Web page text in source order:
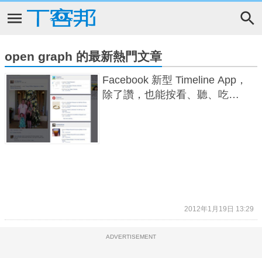
open graph 的最新熱門文章
Facebook 新型 Timeline App，
除了讚，也能按看、聽、吃…
2012年1月19日 13:29
ADVERTISEMENT